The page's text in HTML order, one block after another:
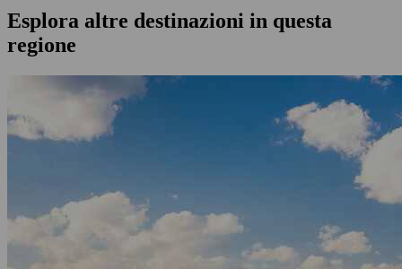
Esplora altre destinazioni in questa
regione